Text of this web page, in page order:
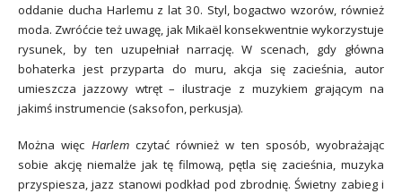
oddanie ducha Harlemu z lat 30. Styl, bogactwo wzorów, również
moda. Zwróćcie też uwagę, jak Mikaël konsekwentnie wykorzystuje
rysunek, by ten uzupełniał narrację. W scenach, gdy główna
bohaterka jest przyparta do muru, akcja się zacieśnia, autor
umieszcza jazzowy wtręt – ilustracje z muzykiem grającym na
jakimś instrumencie (saksofon, perkusja).
Można więc Harlem czytać również w ten sposób, wyobrażając
sobie akcję niemalże jak tę filmową, pętla się zacieśnia, muzyka
przyspiesza, jazz stanowi podkład pod zbrodnię. Świetny zabieg i